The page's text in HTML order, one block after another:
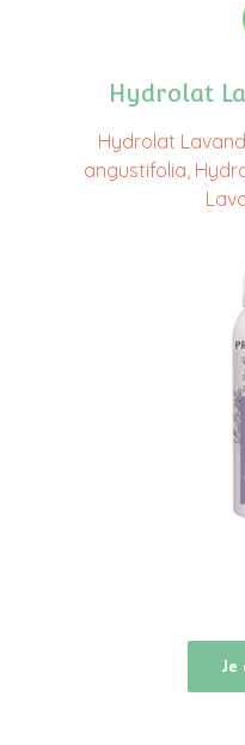
Hydrolat
Hydrolat
angustifolia,
Je